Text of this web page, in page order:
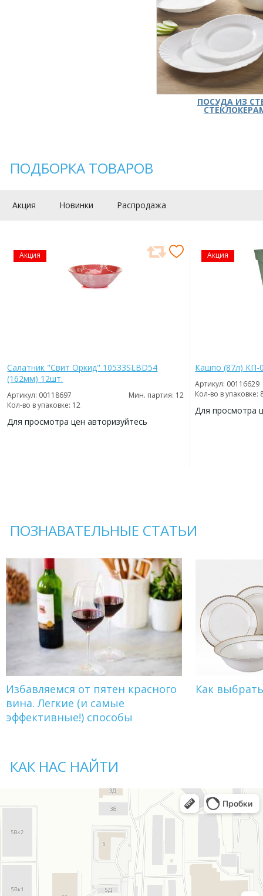
ПОСУДА ИЗ
ПОДБОРКА ТОВАРОВ
Акция Новинки Распродажа
Акция
Салатник "Свит Оркид" 10533SLBD54
(162мм) 12шт.
Артикул: 00118697
Мин. партия: 12
Кол-во в упаковке: 12
Для просмотра цен авторизуйтесь
Акция
Кашпо (87л) КП-
Артикул: 00116629
Кол-во в упаковке:
Для просмотра
ПОЗНАВАТЕЛЬНЫЕ СТАТЬИ
Избавляемся от пятен красного
вина. Легкие (и самые
эффективные!) способы
Как
КАК НАС НАЙТИ